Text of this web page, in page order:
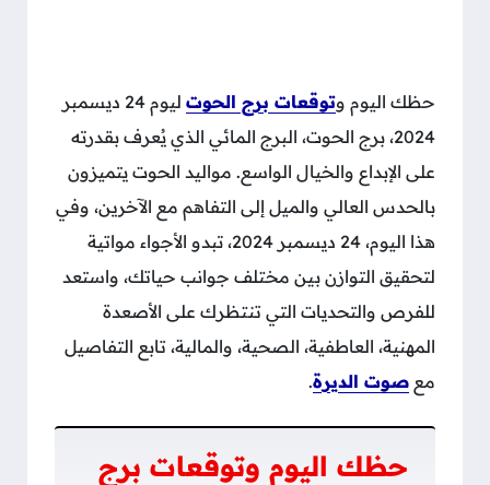
حظك اليوم وتوقعات برج الحوت
ليوم 24 ديسمبر
2024، برج الحوت، البرج المائي الذي يُعرف بقدرته
على الإبداع والخيال الواسع. مواليد الحوت يتميزون
بالحدس العالي والميل إلى التفاهم مع الآخرين، وفي
هذا اليوم، 24 ديسمبر 2024، تبدو الأجواء مواتية
لتحقيق التوازن بين مختلف جوانب حياتك، واستعد
للفرص والتحديات التي تنتظرك على الأصعدة
المهنية، العاطفية، الصحية، والمالية، تابع التفاصيل
مع صوت الديرة.
حظك اليوم وتوقعات برج